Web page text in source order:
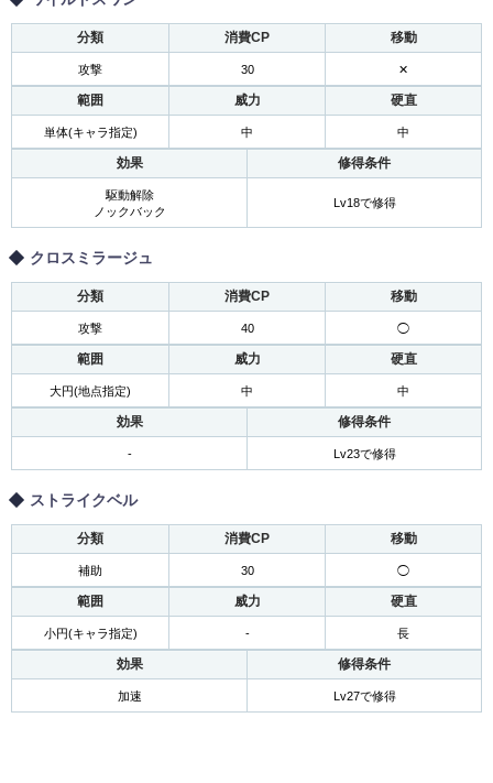
分類 消費CP 移動
攻撃 30 ✕
範囲 威力 硬直
単体(キャラ指定) 中 中
効果 修得条件
駆動解除
ノックバック
Lv18で修得
クロスミラージュ
分類 消費CP 移動
攻撃 40 ◯
範囲 威力 硬直
大円(地点指定) 中 中
効果 修得条件
- Lv23で修得
ストライクベル
分類 消費CP 移動
補助 30 ◯
範囲 威力 硬直
小円(キャラ指定) - 長
効果 修得条件
加速 Lv27で修得